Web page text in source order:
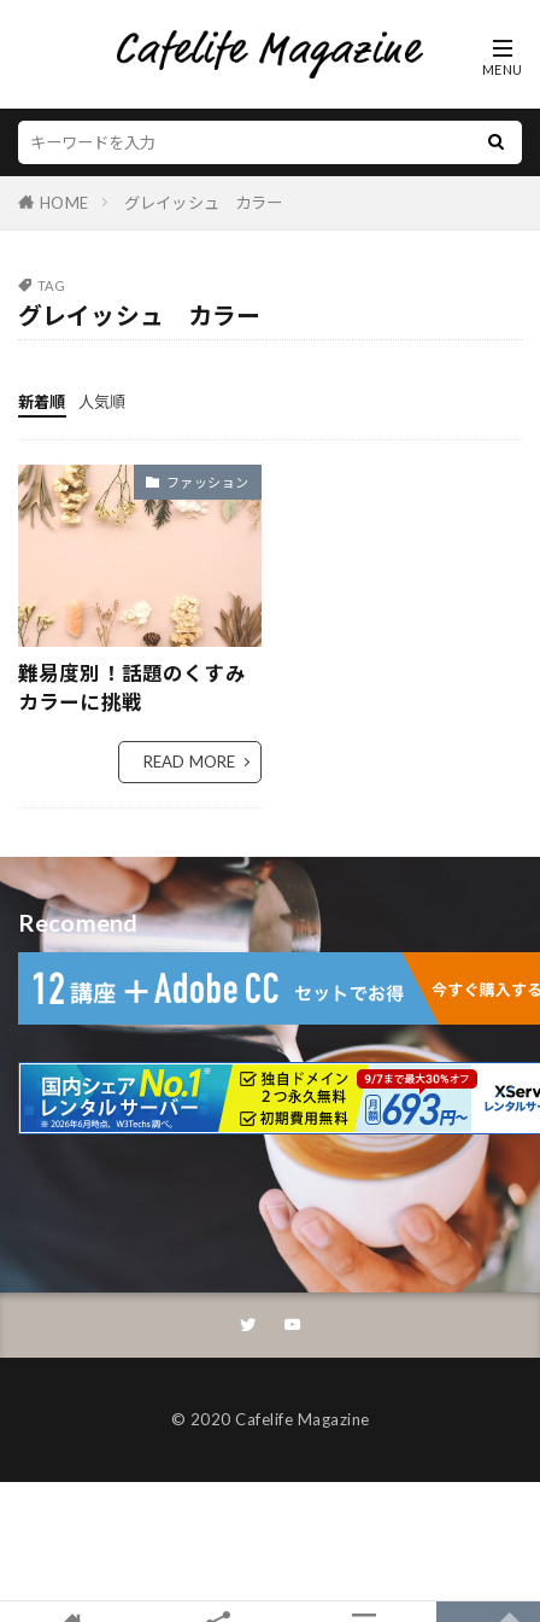
HOME グレイッシュ カラー
TAG
グレイッシュ カラー
新着順 人気順
ファッション
難易度別！話題のくすみ
カラーに挑戦
READ MORE
Recomend
©︎ 2020 Cafelife Magazine